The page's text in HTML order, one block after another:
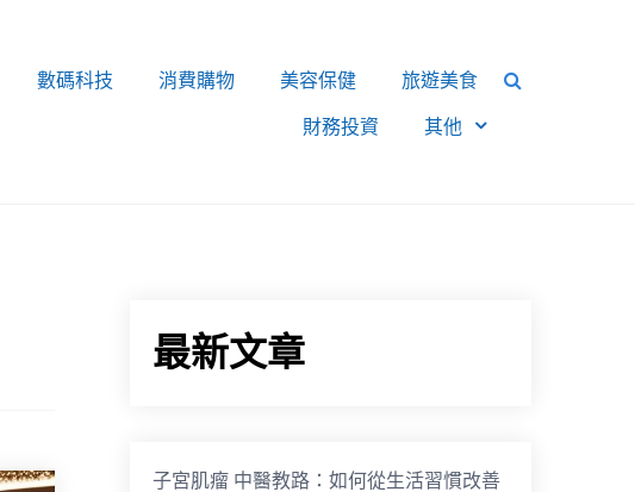
數碼科技 消費購物 美容保健 旅遊美食
財務投資 其他
最新文章
子宮肌瘤 中醫教路：如何從生活習慣改善